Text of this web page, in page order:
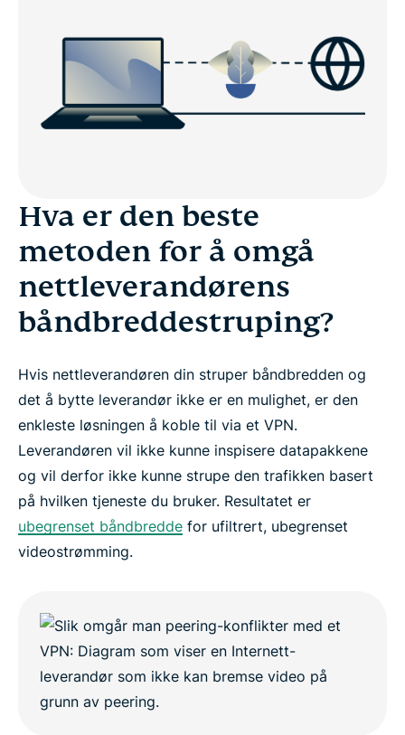
Hva er den beste
metoden for å omgå
nettleverandørens
båndbreddestruping?
Hvis nettleverandøren din struper båndbredden og
det å bytte leverandør ikke er en mulighet, er den
enkleste løsningen å koble til via et VPN.
Leverandøren vil ikke kunne inspisere datapakkene
og vil derfor ikke kunne strupe den trafikken basert
på hvilken tjeneste du bruker. Resultatet er
ubegrenset båndbredde for ufiltrert, ubegrenset
videostrømming.